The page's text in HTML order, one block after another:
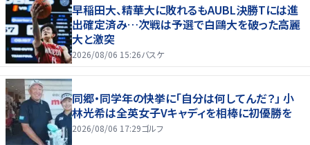
早稲田大、精華大に敗れるもAUBL決勝Tには進
出確定済み…次戦は予選で白鷗大を破った高麗
大と激突
2026/08/06 15:26バスケ
同郷・同学年の快挙に「自分は何してんだ？」 小
林光希は全英女子Vキャディを相棒に初優勝を
2026/08/06 17:29ゴルフ